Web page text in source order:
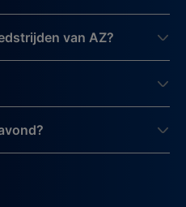
van AZ?